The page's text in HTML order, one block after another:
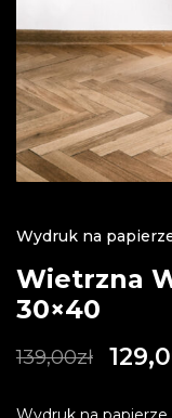
Wydruk na
Wietrzna
30×40
139,00zł